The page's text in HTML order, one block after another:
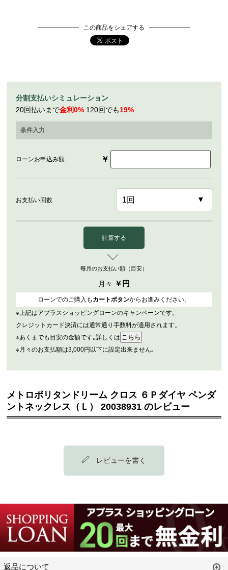
この商品をシェアする
分割支払いシミュレーション
20回払いまで金利0% 120回でも19%
条件入力
ローンお申込み額 ￥
お支払い回数
計算する
毎月のお支払い額（目安）
月々 ￥ 円
ローンでのご購入も カートボタンからお進みください。
※上記はアプラスショッピングローンのキャンペーンです。
クレジットカード決済には通常通り手数料が適用されます。
※あくまでも目安の金額です｡詳しくは
※月々のお支払額は3,000円以下に設定出来ません｡
メトロポリタンドリーム クロス ６Ｐダイヤ ペンダ
ントネックレス（Ｌ） 20038931 のレビュー
レビューを書く
返品について